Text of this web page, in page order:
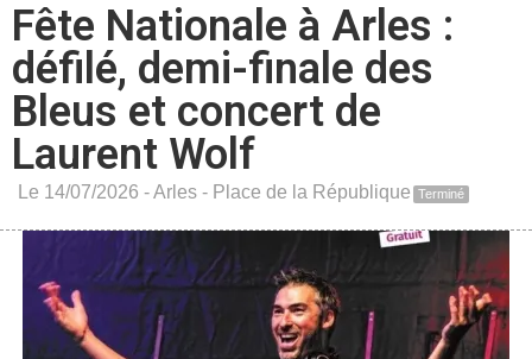
Fête Nationale à Arles :
défilé, demi-finale des
Bleus et concert de
Laurent Wolf
Le 14/07/2026 -Arles - Place de la République Terminé